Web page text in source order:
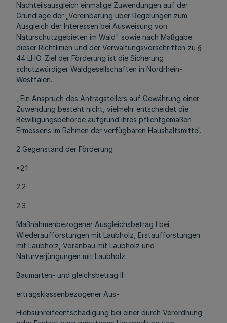
Nachteilsausgleich einmalige Zuwendungen auf der
Grundlage der „Vereinbarung über Regelungen zum
Ausgleich der Interessen bei Ausweisung von
Naturschutzgebieten im Wald" sowie nach Maßgabe
dieser Richtlinien und der Verwaltungsvorschriften zu §
44 LHO. Ziel der Förderung ist die Sicherung
schutzwürdiger Waldgesellschaften in Nordrhein-
Westfalen.
, Ein Anspruch des Antragstellers auf Gewährung einer
Zuwendung besteht nicht, vielmehr entscheidet die
Bewilligungsbehörde aufgrund ihres pflichtgemäßen
Ermessens im Rahmen der verfügbaren Haushaltsmittel.
2 Gegenstand der Förderung
•2.1
2.2
2.3
Maßnahmenbezogener Ausgleichsbetrag I bei
Wiederaufforstungen mit Laubholz, Erstaufforstungen
mit Laubholz, Voranbau mit Laubholz und
Naturverjüngungen mit Laubholz.
Baumarten- und gleichsbetrag II.
ertragsklassenbezogener Aus-
Hiebsunreifeentschädigung bei einer durch Verordnung